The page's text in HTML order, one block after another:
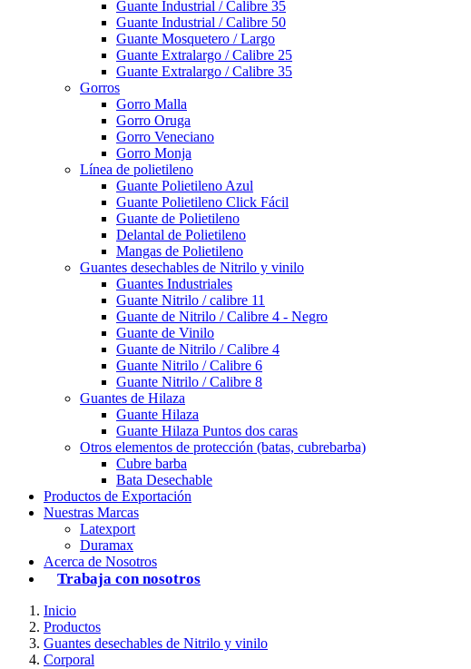
Guante Industrial / Calibre 35
Guante Industrial / Calibre 50
Guante Mosquetero / Largo
Guante Extralargo / Calibre 25
Guante Extralargo / Calibre 35
Gorros
Gorro Malla
Gorro Oruga
Gorro Veneciano
Gorro Monja
Línea de polietileno
Guante Polietileno Azul
Guante Polietileno Click Fácil
Guante de Polietileno
Delantal de Polietileno
Mangas de Polietileno
Guantes desechables de Nitrilo y vinilo
Guantes Industriales
Guante Nitrilo / calibre 11
Guante de Nitrilo / Calibre 4 - Negro
Guante de Vinilo
Guante de Nitrilo / Calibre 4
Guante Nitrilo / Calibre 6
Guante Nitrilo / Calibre 8
Guantes de Hilaza
Guante Hilaza
Guante Hilaza Puntos dos caras
Otros elementos de protección (batas, cubrebarba)
Cubre barba
Bata Desechable
Productos de Exportación
Nuestras Marcas
Latexport
Duramax
Acerca de Nosotros
Trabaja con nosotros
Inicio
Productos
Guantes desechables de Nitrilo y vinilo
Corporal